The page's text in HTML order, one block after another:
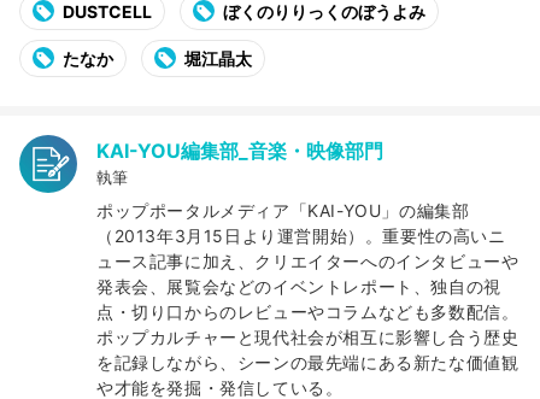
DUSTCELL ぼくのりりっくのぼうよみ
たなか 堀江晶太
KAI-YOU編集部_音楽・映像部門
執筆
ポップポータルメディア「KAI-YOU」の編集部
（2013年3月15日より運営開始）。重要性の高いニ
ュース記事に加え、クリエイターへのインタビューや
発表会、展覧会などのイベントレポート、独自の視
点・切り口からのレビューやコラムなども多数配信。
ポップカルチャーと現代社会が相互に影響し合う歴史
を記録しながら、シーンの最先端にある新たな価値観
や才能を発掘・発信している。